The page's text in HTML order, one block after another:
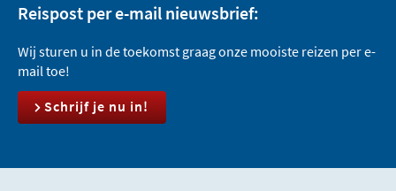
Reispost per e-mail nieuwsbrief:
Wij sturen u in de toekomst graag onze mooiste reizen per e-
mail toe!
Schrijf je nu in!